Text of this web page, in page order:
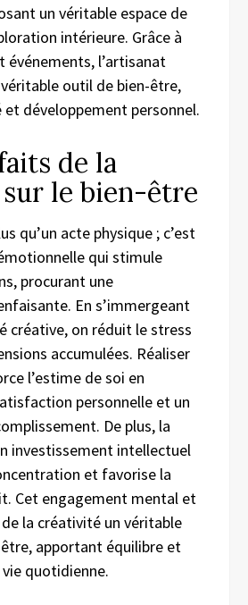
un véritable espace de
intérieure. Grâce à
événements, l’artisanat
outil de bien-être,
développement personnel.
de la
le bien-être
qu’un acte physique ; c’est
qui stimule
procurant une
En s’immergeant
créative, on réduit le stress
accumulées. Réaliser
l’estime de soi en
personnelle et un
De plus, la
investissement intellectuel
et favorise la
Cet engagement mental et
la créativité un véritable
apportant équilibre et
quotidienne.